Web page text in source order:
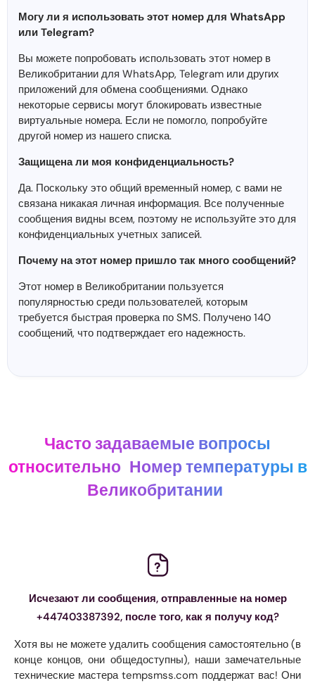
Могу ли я использовать этот номер для WhatsApp
или Telegram?
Вы можете попробовать использовать этот номер в
Великобритании для WhatsApp, Telegram или других
приложений для обмена сообщениями. Однако
некоторые сервисы могут блокировать известные
виртуальные номера. Если не помогло, попробуйте
другой номер из нашего списка.
Защищена ли моя конфиденциальность?
Да. Поскольку это общий временный номер, с вами не
связана никакая личная информация. Все полученные
сообщения видны всем, поэтому не используйте это для
конфиденциальных учетных записей.
Почему на этот номер пришло так много сообщений?
Этот номер в Великобритании пользуется
популярностью среди пользователей, которым
требуется быстрая проверка по SMS. Получено 140
сообщений, что подтверждает его надежность.
Часто задаваемые вопросы
относительно Номер температуры в
Великобритании
Исчезают ли сообщения, отправленные на номер
+447403387392, после того, как я получу код?
Хотя вы не можете удалить сообщения самостоятельно (в
конце концов, они общедоступны), наши замечательные
технические мастера tempsmss.com поддержат вас! Они